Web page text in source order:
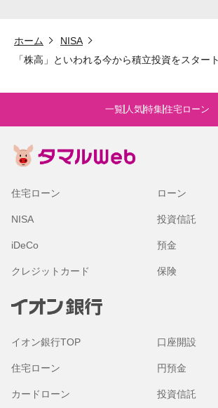
一覧 人気特集住宅ローン
ホーム
NISA
「株高」といわれる今から積立投資をスター
住宅ローン ローン
NISA 投資信託
iDeCo 預金
クレジットカード 保険
イオン銀行TOP 口座開設
住宅ローン 円預金
カードローン 投資信託